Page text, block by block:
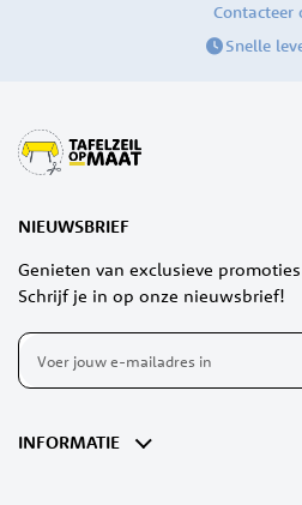
Contacteer
Snelle
NIEUWSBRIEF
Genieten van exclusieve
Schrijf je in op onze nieuwsbrief!
Abonneer
op
nieuwsbrief
INFORMATIE